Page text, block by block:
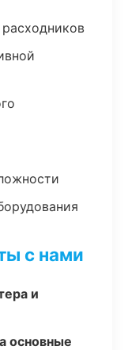
с нами
и
основные